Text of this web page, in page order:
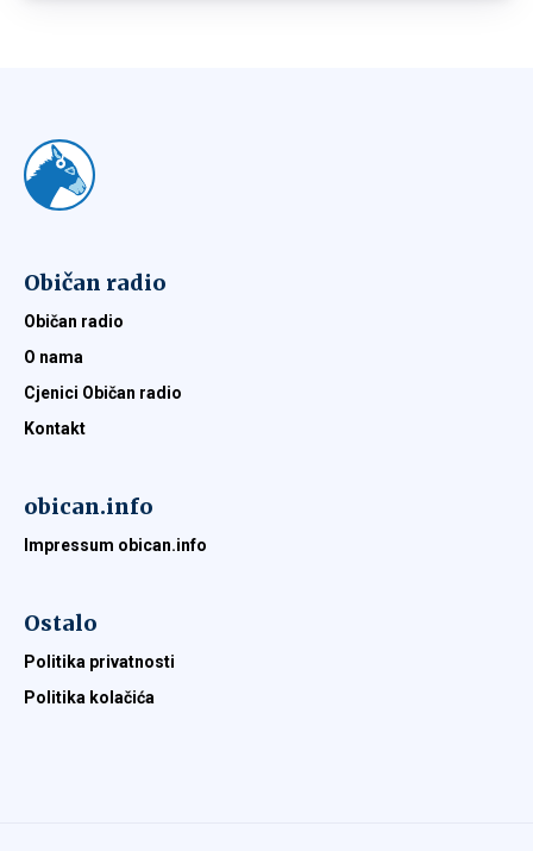
Običan radio
Običan radio
O nama
Cjenici Običan radio
Kontakt
obican.info
Impressum obican.info
Ostalo
Politika privatnosti
Politika kolačića